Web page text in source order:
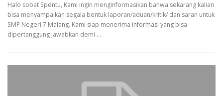
Halo sobat Spentu, Kami ingin menginformasikan bahwa sekarang kalian
bisa menyampaikan segala bentuk laporan/aduan/kritik/ dan saran untuk
SMP Negeri 7 Malang. Kami siap menerima informasi yang bisa
dipertanggung jawabkan demi …